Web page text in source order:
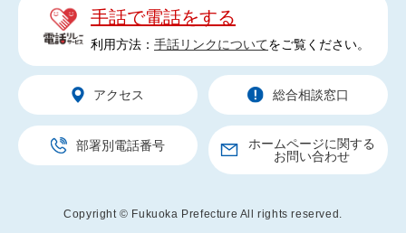
手話で電話をする
利用方法： 手話リンクについてをご覧ください。
アクセス 総合相談窓口
部署別電話番号
ホームページに関する
お問い合わせ
Copyright © Fukuoka Prefecture All rights reserved.